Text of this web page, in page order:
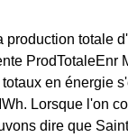
production totale
ProdTotaleEnr
en énergie
Lorsque l'on
dire que